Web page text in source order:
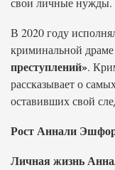
В 2020 году
криминальной драме
преступлений».
рассказывает о
оставивших свой
Рост Аннали
Личная жизнь